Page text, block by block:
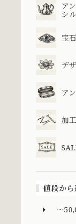
ア
シ
宝
デ
ア
加工
値段から
～